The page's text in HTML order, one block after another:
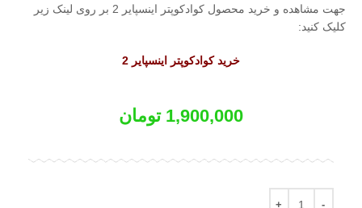
جهت مشاهده و خرید محصول کوادکوپتر اینسپایر 2 بر روی لینک زیر
کلیک کنید:
خرید کوادکوپتر اینسپایر 2
1,900,000 تومان